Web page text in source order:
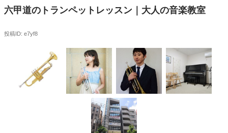
六甲道のトランペットレッスン｜大人の音楽教室
投稿ID: e7yf8